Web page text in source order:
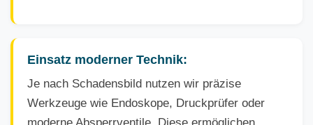
Einsatz moderner Technik:
Je nach Schadensbild nutzen wir präzise
Werkzeuge wie Endoskope, Druckprüfer oder